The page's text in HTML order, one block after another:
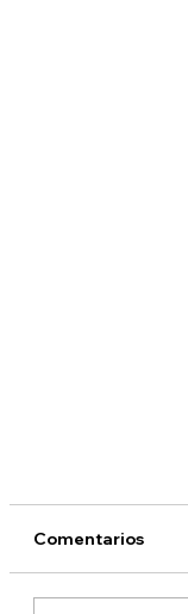
Comentarios